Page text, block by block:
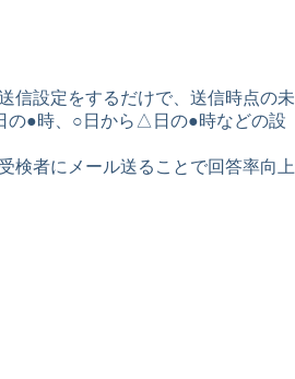
信設定をするだけで、送信時点の未
の●時、○日から△日の●時などの設
検者にメール送ることで回答率向上